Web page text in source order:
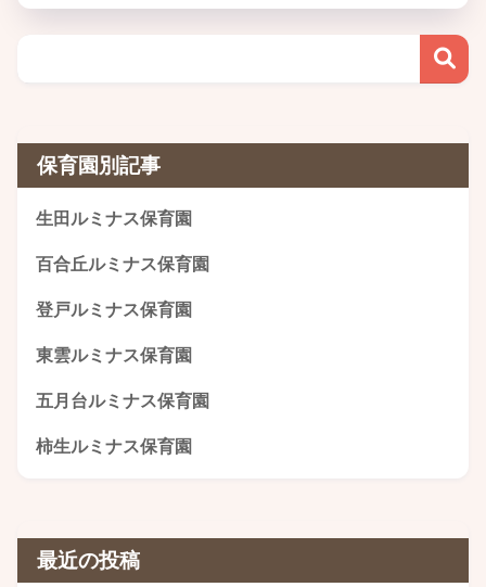
保育園別記事
生田ルミナス保育園
百合丘ルミナス保育園
登戸ルミナス保育園
東雲ルミナス保育園
五月台ルミナス保育園
柿生ルミナス保育園
最近の投稿